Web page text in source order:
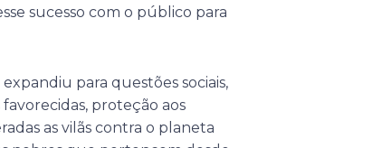
sucesso com o público para
para questões sociais,
proteção aos
as vilãs contra o planeta